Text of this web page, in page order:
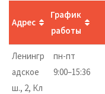
Адрес
График
работы
Ленингр
адское
ш., 2, Кл
пн-пт
9:00–15:36